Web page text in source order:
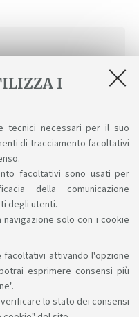
I
tecnici necessari per il suo
di tracciamento facoltativi
facoltativi sono usati per
della comunicazione
degli utenti.
solo con i cookie
attivando l'opzione
esprimere consensi più
lo stato dei consensi
dati di
conoscenza